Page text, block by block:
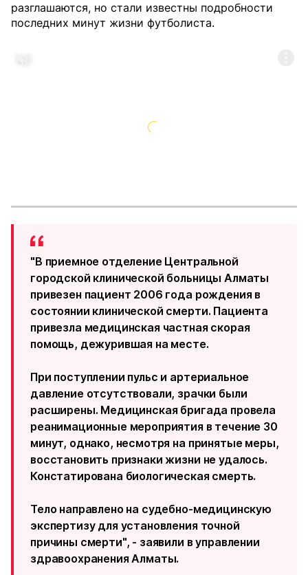
разглашаются, но стали известны подробности
последних минут жизни футболиста.
"В приемное отделение Центральной
городской клинической больницы Алматы
привезен пациент 2006 года рождения в
состоянии клинической смерти. Пациента
привезла медицинская частная скорая
помощь, дежурившая на месте.
При поступлении пульс и артериальное
давление отсутствовали, зрачки были
расширены. Медицинская бригада провела
реанимационные мероприятия в течение 30
минут, однако, несмотря на принятые меры,
восстановить признаки жизни не удалось.
Констатирована биологическая смерть.
Тело направлено на судебно-медицинскую
экспертизу для установления точной
причины смерти", - заявили в управлении
здравоохранения Алматы.